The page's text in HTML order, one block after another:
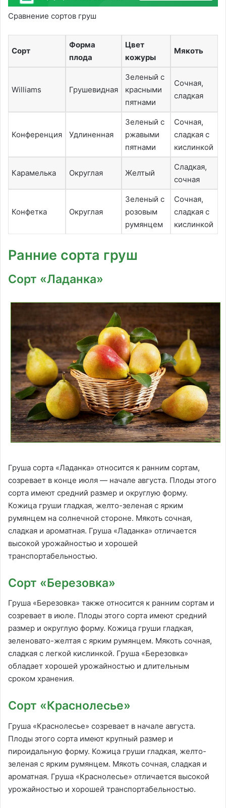
Сравнение сортов груш
Сорт
Форма
плода
Цвет
кожуры
Мякоть
Williams Грушевидная
Зеленый с
красными
пятнами
Сочная,
сладкая
Конференция Удлиненная
Зеленый с
ржавыми
пятнами
Сочная,
сладкая с
кислинкой
Карамелька Округлая Желтый
Сладкая,
сочная
Конфетка Округлая
Зеленый с
розовым
румянцем
Сочная,
сладкая с
кислинкой
Ранние сорта груш
Сорт «Ладанка»
Груша сорта «Ладанка» относится к ранним сортам,
созревает в конце июля — начале августа. Плоды этого
сорта имеют средний размер и округлую форму.
Кожица груши гладкая, желто-зеленая с ярким
румянцем на солнечной стороне. Мякоть сочная,
сладкая и ароматная. Груша «Ладанка» отличается
высокой урожайностью и хорошей
транспортабельностью.
Сорт «Березовка»
Груша «Березовка» также относится к ранним сортам и
созревает в июле. Плоды этого сорта имеют средний
размер и округлую форму. Кожица груши гладкая,
зеленовато-желтая с ярким румянцем. Мякоть сочная,
сладкая с легкой кислинкой. Груша «Березовка»
обладает хорошей урожайностью и длительным
сроком хранения.
Сорт «Краснолесье»
Груша «Краснолесье» созревает в начале августа.
Плоды этого сорта имеют крупный размер и
пироидальную форму. Кожица груши гладкая, желто-
зеленая с ярким румянцем. Мякоть сочная, сладкая и
ароматная. Груша «Краснолесье» отличается высокой
урожайностью и хорошей транспортабельностью.